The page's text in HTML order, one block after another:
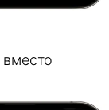
вместо